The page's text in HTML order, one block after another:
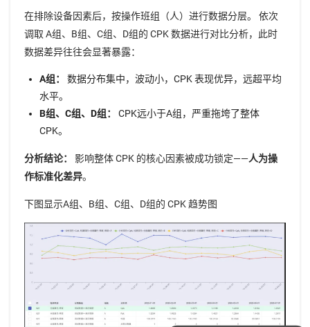
在排除设备因素后，按操作班组（人）进行数据分层。 依次
调取 A组、B组、C组、D组的 CPK 数据进行对比分析，此时
数据差异往往会显著暴露：
A组：
数据分布集中，波动小，CPK 表现优异，远超平均
水平。
B组、C组、D组：
CPK远小于A组，严重拖垮了整体
CPK。
分析结论： 影响整体 CPK 的核心因素被成功锁定——人为操
作标准化差异。
下图显示A组、B组、C组、D组的 CPK 趋势图